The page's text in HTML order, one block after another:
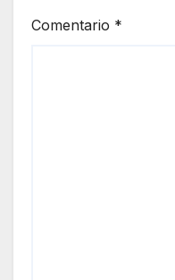
Comentario *